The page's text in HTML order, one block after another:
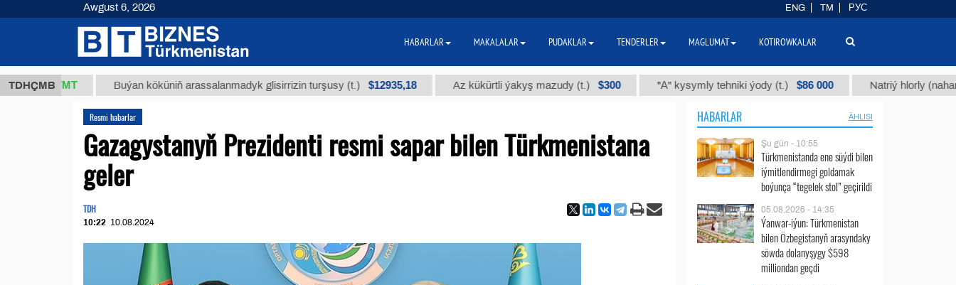
TDHÇMB
ТМТ Buýan köküniň arassalanmadyk glisirrizin turşusy (t.) $12935,18 Az kükürtli ýakyş mazudy (t.) $300 "А" kysymly tehniki ýody (t.) $86 000 Natriý hlorly (nahar duzy)
Resmi habarlar
Gazagystanyň Prezidenti resmi sapar bilen Türkmenistana
geler
TDH
10:22 10.08.2024
HABARLAR ÄHLISI
Şu gün - 10:55
Türkmenistanda ene süýdi bilen
iýmitlendirmegi goldamak
boýunça “tegelek stol” geçirildi
05.08.2026 - 14:35
Ýanwar-iýun: Türkmenistan
bilen Özbegistanyň arasyndaky
söwda dolanyşygy $598
milliondan geçdi
Awgust 6, 2026 ENG TM РУС
HABARLAR MAKALALAR PUDAKLAR TENDERLER MAGLUMAT KOTIROWKALAR